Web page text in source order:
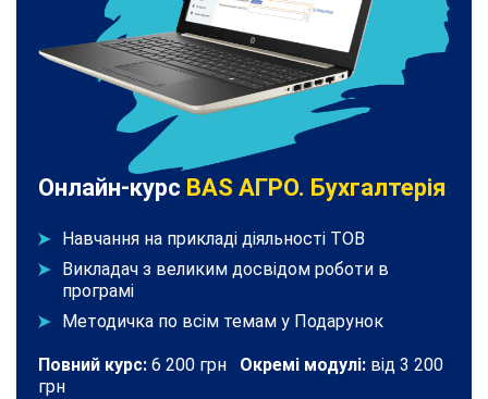
Онлайн-курс BAS АГРО. Бухгалтерія
Навчання на прикладі діяльності ТОВ
Викладач з великим досвідом роботи в
програмі
Методичка по всім темам у Подарунок
Повний курс: 6 200 грн Окремі модулі: від 3 200
грн